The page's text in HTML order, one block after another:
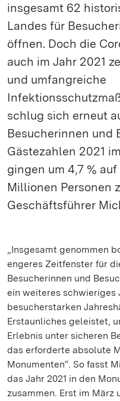
insgesamt 62
Landes für
öffnen. Doch die
auch im Jahr 2021
und umfangreiche
schlug sich erneut
Besucherinnen und
Gästezahlen 2021
gingen um 4,7 %
Millionen Personen
Geschäftsführer
„Insgesamt genommen
engeres Zeitfenster für
Besucherinnen und
ein weiteres schwieriges
besucherstarken
Erstaunliches geleistet,
Erlebnis unter sicheren
das erforderte absolute
Monumenten“. So fasst
das Jahr 2021 in den
zusammen. Erst im